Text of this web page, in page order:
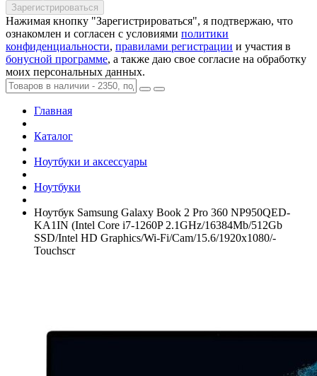
Нажимая кнопку "Зарегистрироваться", я подтвержаю, что
ознакомлен и согласен с условиями политики
конфиденциальности, правилами регистрации и участия в
бонусной программе, а также даю свое согласие на обработку
моих персональных данных.
Главная
Каталог
Ноутбуки и аксессуары
Ноутбуки
Ноутбук Samsung Galaxy Book 2 Pro 360 NP950QED-
KA1IN (Intel Core i7-1260P 2.1GHz/­16384Mb/­512Gb
SSD/­Intel HD Graphics/­Wi-Fi/­Cam/­15.6/­1920x1080/­
Touchscr